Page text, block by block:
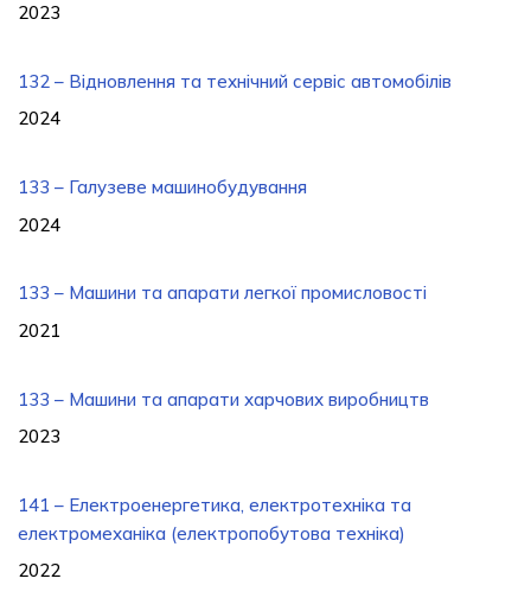
2023
132 – Відновлення та технічний сервіс автомобілів
2024
133 – Галузеве машинобудування
2024
133 – Машини та апарати легкої промисловості
2021
133 – Машини та апарати харчових виробництв
2023
141 – Електроенергетика, електротехніка та
електромеханіка (електропобутова техніка)
2022